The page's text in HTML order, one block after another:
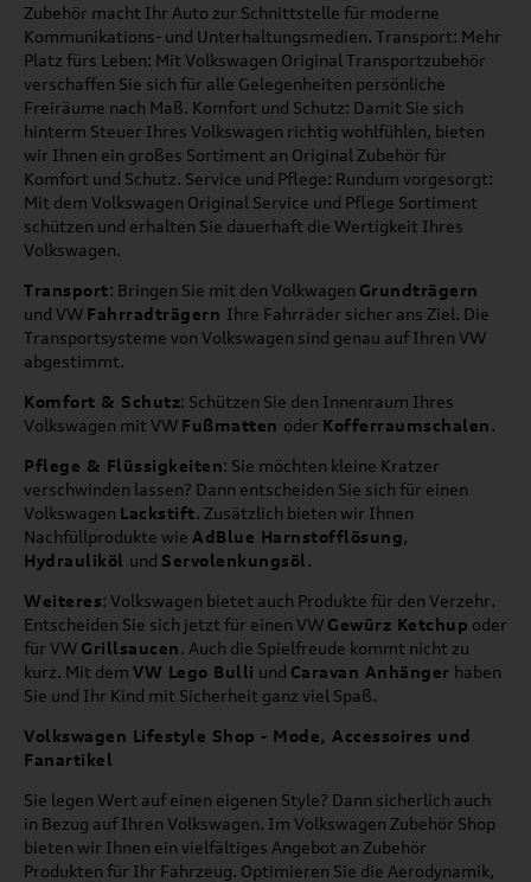
Zubehör macht Ihr Auto zur Schnittstelle für moderne
Kommunikations- und Unterhaltungsmedien. Transport: Mehr
Platz fürs Leben: Mit Volkswagen Original Transportzubehör
verschaffen Sie sich für alle Gelegenheiten persönliche
Freiräume nach Maß. Komfort und Schutz: Damit Sie sich
hinterm Steuer Ihres Volkswagen richtig wohlfühlen, bieten
wir Ihnen ein großes Sortiment an Original Zubehör für
Komfort und Schutz. Service und Pflege: Rundum vorgesorgt:
Mit dem Volkswagen Original Service und Pflege Sortiment
schützen und erhalten Sie dauerhaft die Wertigkeit Ihres
Volkswagen.
Transport: Bringen Sie mit den Volkwagen Grundträgern
und VW Fahrradträgern Ihre Fahrräder sicher ans Ziel. Die
Transportsysteme von Volkswagen sind genau auf Ihren VW
abgestimmt.
Komfort & Schutz: Schützen Sie den Innenraum Ihres
Volkswagen mit VW Fußmatten oder Kofferraumschalen.
Pflege & Flüssigkeiten: Sie möchten kleine Kratzer
verschwinden lassen? Dann entscheiden Sie sich für einen
Volkswagen Lackstift. Zusätzlich bieten wir Ihnen
Nachfüllprodukte wie AdBlue Harnstofflösung,
Hydrauliköl und Servolenkungsöl.
Weiteres: Volkswagen bietet auch Produkte für den Verzehr.
Entscheiden Sie sich jetzt für einen VW Gewürz Ketchup oder
für VW Grillsaucen. Auch die Spielfreude kommt nicht zu
kurz. Mit dem VW Lego Bulli und Caravan Anhänger haben
Sie und Ihr Kind mit Sicherheit ganz viel Spaß.
Volkswagen Lifestyle Shop - Mode, Accessoires und
Fanartikel
Sie legen Wert auf einen eigenen Style? Dann sicherlich auch
in Bezug auf Ihren Volkswagen. Im Volkswagen Zubehör Shop
bieten wir Ihnen ein vielfältiges Angebot an Zubehör
Produkten für Ihr Fahrzeug. Optimieren Sie die Aerodynamik,